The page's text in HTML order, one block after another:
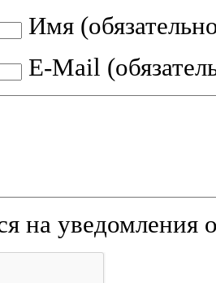
Имя
E-Mail
на уведомления